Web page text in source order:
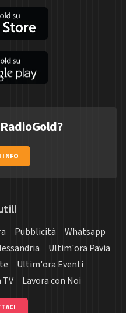
INFO
Pubblicità
Whatsapp
Ultim'ora Pavia
Ultim'ora Eventi
Lavora con Noi